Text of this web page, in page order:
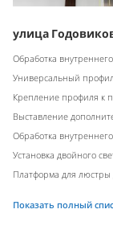
улица
Обработка
Универсальный
Крепление профиля к
Выставление
Обработка
Установка двойного
Платформа для люстры
Показать полный